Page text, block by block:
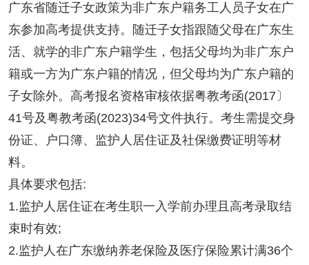
广东省随迁子女政策为非广东户籍务工人员子女在广
东参加高考提供支持。随迁子女指跟随父母在广东生
活、就学的非广东户籍学生，包括父母均为非广东户
籍或一方为广东户籍的情况，但父母均为广东户籍的
子女除外。高考报名资格审核依据粤教考函(2017〕
41号及粤教考函(2023)34号文件执行。考生需提交身
份证、户口簿、监护人居住证及社保缴费证明等材
料。
具体要求包括:
1.监护人居住证在考生职一入学前办理且高考录取结
束时有效;
2.监护人在广东缴纳养老保险及医疗保险累计满36个